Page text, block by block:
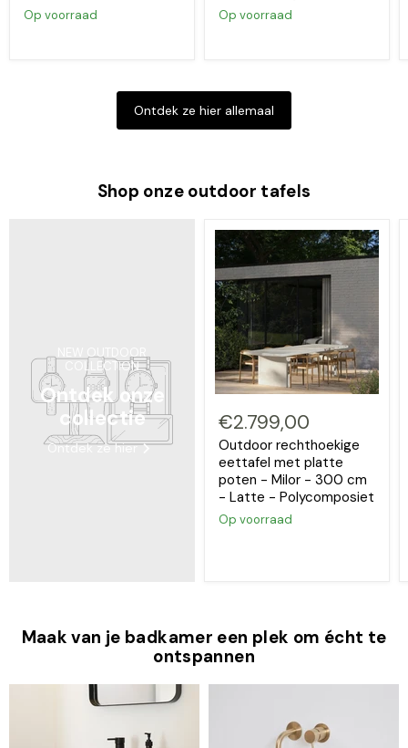
Op voorraad Op voorraad
Ontdek ze hier allemaal
Shop onze outdoor tafels
NEW OUTDOOR
COLLECTION
Ontdek onze
collectie
Ontdek ze hier
€2.799,00
Outdoor rechthoekige
eettafel met platte
poten - Milor - 300 cm
- Latte - Polycomposiet
Op voorraad
Maak van je badkamer een plek om écht te
ontspannen